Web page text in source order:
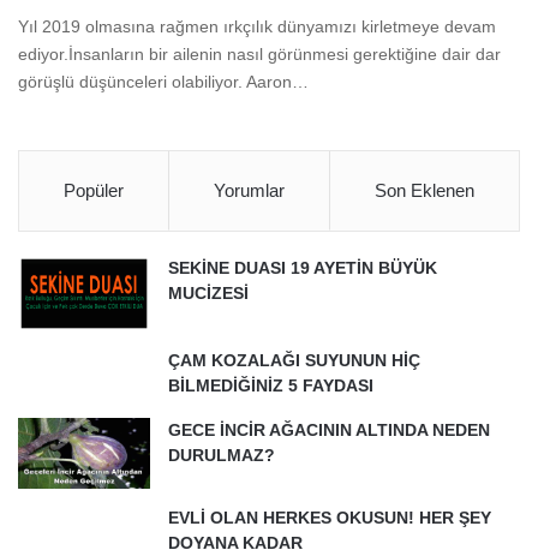
Yıl 2019 olmasına rağmen ırkçılık dünyamızı kirletmeye devam
ediyor.İnsanların bir ailenin nasıl görünmesi gerektiğine dair dar
görüşlü düşünceleri olabiliyor. Aaron…
Popüler Yorumlar Son Eklenen
SEKİNE DUASI 19 AYETİN BÜYÜK
MUCİZESİ
ÇAM KOZALAĞI SUYUNUN HİÇ
BİLMEDİĞİNİZ 5 FAYDASI
GECE İNCİR AĞACININ ALTINDA NEDEN
DURULMAZ?
EVLİ OLAN HERKES OKUSUN! HER ŞEY
DOYANA KADAR